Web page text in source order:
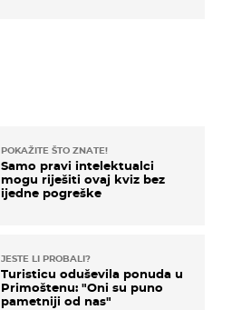
POKAŽITE ŠTO ZNATE!
Samo pravi intelektualci
mogu riješiti ovaj kviz bez
ijedne pogreške
JESTE LI PROBALI?
Turisticu oduševila ponuda u
Primoštenu: "Oni su puno
pametniji od nas"